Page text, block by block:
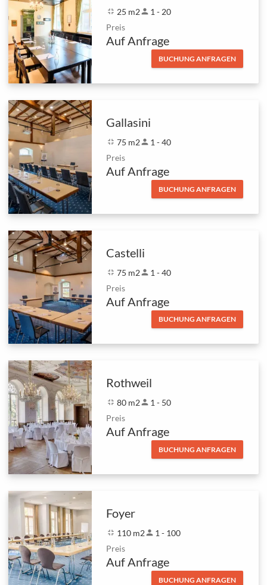
fullscreen_exit 25 m2person 1 - 20
Preis
Auf Anfrage
BUCHUNG ANFRAGEN
Gallasini
fullscreen_exit 75 m2person 1 - 40
Preis
Auf Anfrage
BUCHUNG ANFRAGEN
Castelli
fullscreen_exit 75 m2person 1 - 40
Preis
Auf Anfrage
BUCHUNG ANFRAGEN
Rothweil
fullscreen_exit 80 m2person 1 - 50
Preis
Auf Anfrage
BUCHUNG ANFRAGEN
Foyer
fullscreen_exit 110 m2person 1 - 100
Preis
Auf Anfrage
BUCHUNG ANFRAGEN